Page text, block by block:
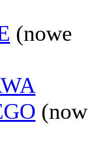
(nowe